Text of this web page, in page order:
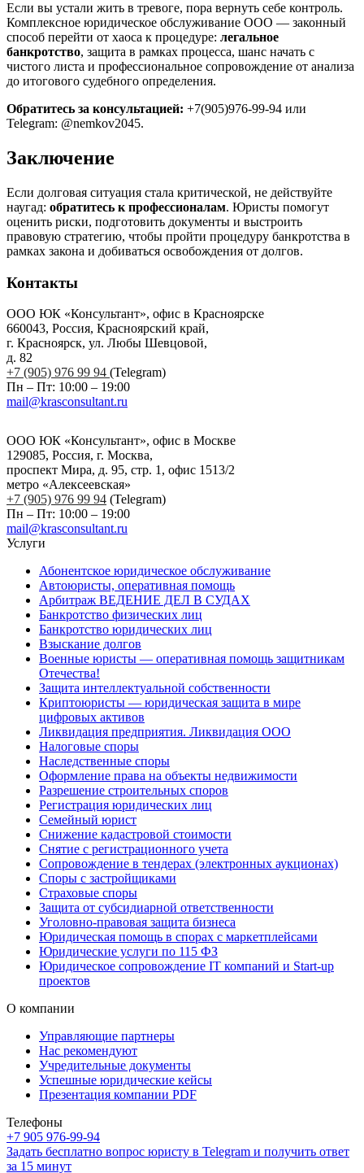
Если вы устали жить в тревоге, пора вернуть себе контроль.
Комплексное юридическое обслуживание ООО — законный
способ перейти от хаоса к процедуре: легальное
банкротство, защита в рамках процесса, шанс начать с
чистого листа и профессиональное сопровождение от анализа
до итогового судебного определения.
Обратитесь за консультацией: +7(905)976-99-94 или
Telegram: @nemkov2045.
Заключение
Если долговая ситуация стала критической, не действуйте
наугад: обратитесь к профессионалам. Юристы помогут
оценить риски, подготовить документы и выстроить
правовую стратегию, чтобы пройти процедуру банкротства в
рамках закона и добиваться освобождения от долгов.
Контакты
ООО ЮК «Консультант», офис в Красноярске
660043, Россия, Красноярский край,
г. Красноярск, ул. Любы Шевцовой,
д. 82
+7 (905) 976 99 94 (Telegram)
Пн – Пт: 10:00 – 19:00
mail@krasconsultant.ru
ООО ЮК «Консультант», офис в Москве
129085, Россия, г. Москва,
проспект Мира, д. 95, стр. 1, офис 1513/2
метро «Алексеевская»
+7 (905) 976 99 94 (Telegram)
Пн – Пт: 10:00 – 19:00
mail@krasconsultant.ru
Услуги
Абонентское юридическое обслуживание
Автоюристы, оперативная помощь
Арбитраж ВЕДЕНИЕ ДЕЛ В СУДАХ
Банкротство физических лиц
Банкротство юридических лиц
Взыскание долгов
Военные юристы — оперативная помощь защитникам
Отечества!
Защита интеллектуальной собственности
Криптоюристы — юридическая защита в мире
цифровых активов
Ликвидация предприятия. Ликвидация ООО
Налоговые споры
Наследственные споры
Оформление права на объекты недвижимости
Разрешение строительных споров
Регистрация юридических лиц
Семейный юрист
Снижение кадастровой стоимости
Снятие с регистрационного учета
Сопровождение в тендерах (электронных аукционах)
Споры с застройщиками
Страховые споры
Защита от субсидиарной ответственности
Уголовно-правовая защита бизнеса
Юридическая помощь в спорах с маркетплейсами
Юридические услуги по 115 ФЗ
Юридическое сопровождение IT компаний и Start-up
проектов
О компании
Управляющие партнеры
Нас рекомендуют
Учредительные документы
Успешные юридические кейсы
Презентация компании PDF
Телефоны
+7 905 976-99-94
Задать бесплатно вопрос юристу в Telegram и получить ответ
за 15 минут